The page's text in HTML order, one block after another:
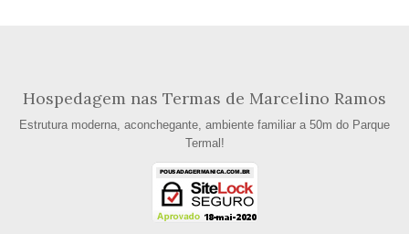
Hospedagem nas Termas de Marcelino Ramos
Estrutura moderna, aconchegante, ambiente familiar a 50m do Parque
Termal!